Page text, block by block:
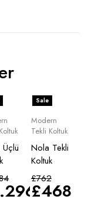
Sale
Modern
Tekli Koltuk
Nola Tekli
Koltuk
£762
£468